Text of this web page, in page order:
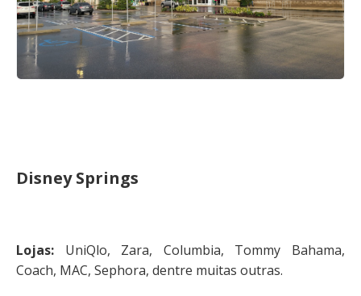
Disney Springs
Lojas: UniQlo, Zara, Columbia, Tommy Bahama,
Coach, MAC, Sephora, dentre muitas outras.